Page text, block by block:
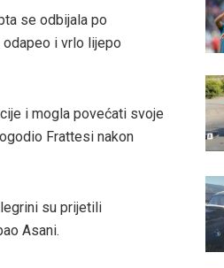
se odbijala po
i vrlo lijepo
i mogla povećati svoje
Frattesi nakon
su prijetili
Asani.